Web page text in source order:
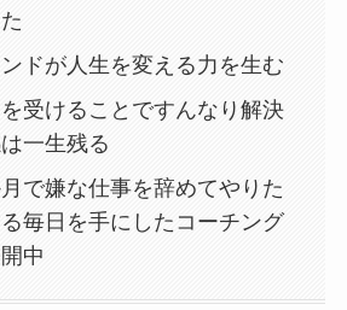
ドが人生を変える力を生む
受けることですんなり解決
一生残る
で嫌な仕事を辞めてやりた
毎日を手にしたコーチング
中